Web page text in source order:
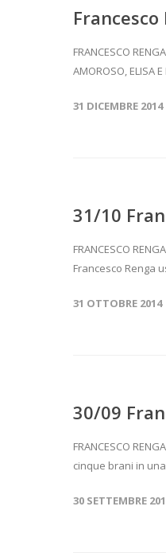
FRANCESCO
AMOROSO, ELISA
31 DICEMBRE 2014
31/10
FRANCESCO
Francesco Renga
31 OTTOBRE 2014
30/09
FRANCESCO
cinque brani in
30 SETTEMBRE